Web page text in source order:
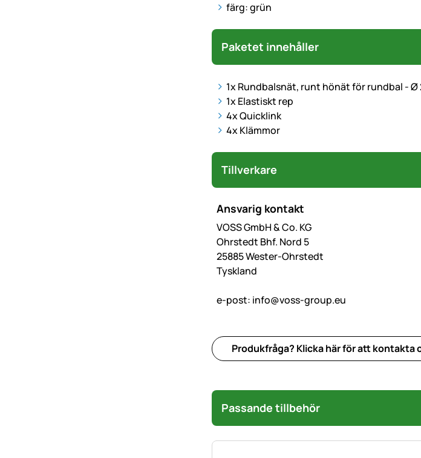
färg: grün
Paketet innehåller
1xRundbalsnät, runt hönät för rundbal - Ø
1x Elastiskt rep
4x Quicklink
4x Klämmor
Tillverkare
Ansvarig kontakt
VOSS GmbH & Co. KG
Ohrstedt Bhf. Nord 5
25885 Wester-Ohrstedt
Tyskland
e-post: info@voss-group.eu
Produkfråga? Klicka här för att kontakta
Passande tillbehör